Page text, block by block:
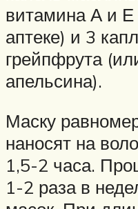
витамина А и Е
аптеке) и 3
грейпфрута
апельсина).
Маску
наносят на
1,5-2 часа.
1-2 раза в